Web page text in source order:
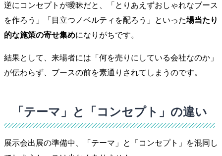
逆にコンセプトが曖昧だと、「とりあえずおしゃれなブース
を作ろう」「目立つノベルティを配ろう」といった場当たり
的な施策の寄せ集めになりがちです。
結果として、来場者には「何を売りにしている会社なのか」
が伝わらず、ブースの前を素通りされてしまうのです。
「テーマ」と「コンセプト」の違い
展示会出展の準備中、「テーマ」と「コンセプト」を混同し